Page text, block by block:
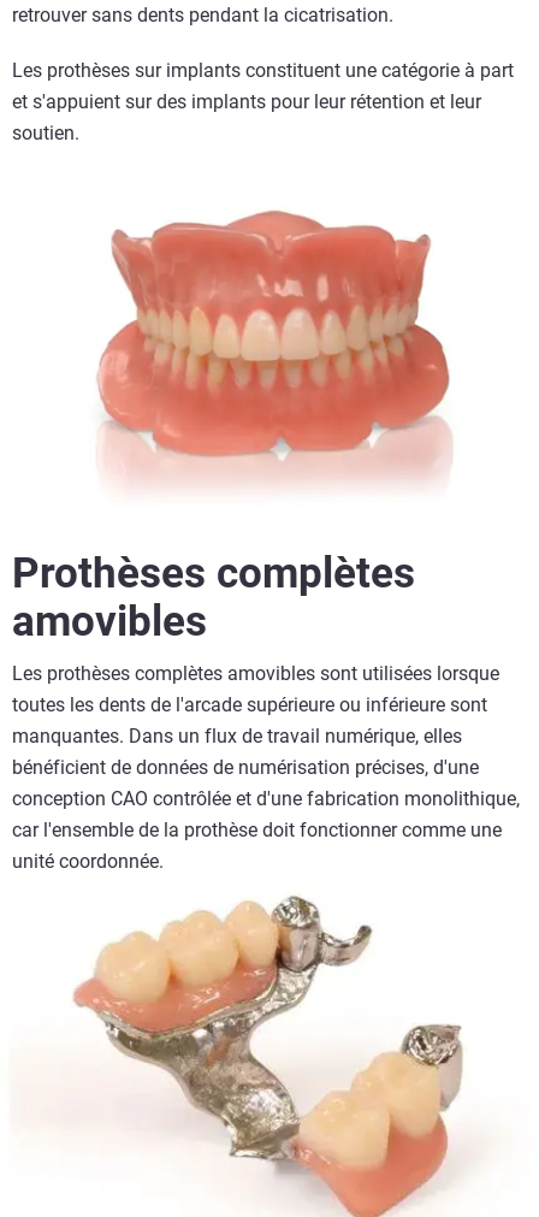
retrouver sans dents pendant la cicatrisation.
Les prothèses sur implants constituent une catégorie à part
et s'appuient sur des implants pour leur rétention et leur
soutien.
Prothèses complètes
amovibles
Les prothèses complètes amovibles sont utilisées lorsque
toutes les dents de l'arcade supérieure ou inférieure sont
manquantes. Dans un flux de travail numérique, elles
bénéficient de données de numérisation précises, d'une
conception CAO contrôlée et d'une fabrication monolithique,
car l'ensemble de la prothèse doit fonctionner comme une
unité coordonnée.